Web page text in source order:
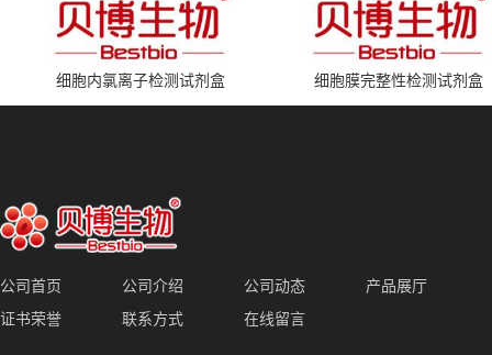
细胞内氯离子检测试剂盒 细胞膜完整性检测试剂盒
公司首页 公司介绍 公司动态
产品展厅
证书荣誉
联系方式 在线留言